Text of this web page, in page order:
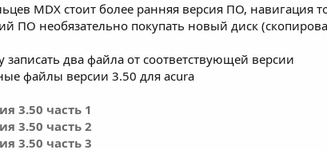
MDX стоит более ранняя версия ПО, навигация
ПО необязательно покупать новый диск
записать два файла от соответствующей версии
файлы версии 3.50 для acura
3.50 часть 1
3.50 часть 2
3.50 часть 3